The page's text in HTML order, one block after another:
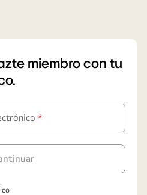
miembro con tu
*Campos
obligatorios